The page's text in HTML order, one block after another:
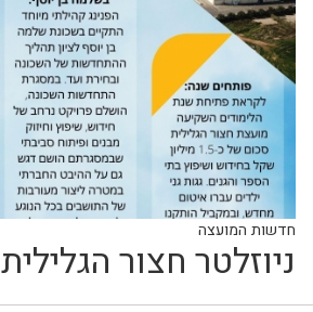
חדשות המועצה
ניוזלטר חצור הגלילית 22.8.22